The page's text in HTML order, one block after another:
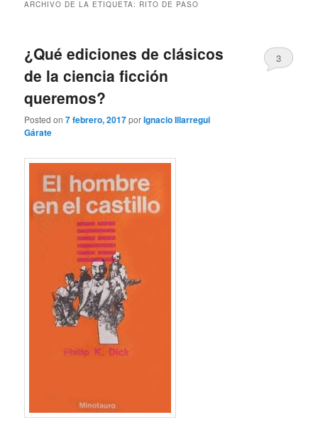
ARCHIVO DE LA ETIQUETA: RITO DE PASO
¿Qué ediciones de clásicos
de la ciencia ficción
queremos?
Posted on7 febrero, 2017porIgnacio Illarregui
Gárate
3